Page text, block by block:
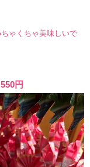
ゃくちゃ美味しいで
円